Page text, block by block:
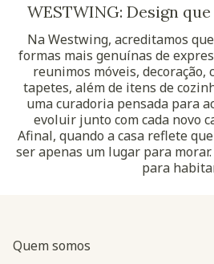
WESTWING: Design
Na Westwing, acreditamos
formas mais genuínas de
reunimos móveis, decoração,
tapetes, além de itens de
uma curadoria pensada para
evoluir junto com cada novo
Afinal, quando a casa reflete
ser apenas um lugar para
para
Quem somos